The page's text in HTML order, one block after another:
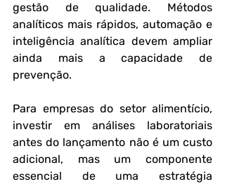
gestão de qualidade. Métodos
analíticos mais rápidos, automação e
inteligência analítica devem ampliar
ainda mais a capacidade de
prevenção.
Para empresas do setor alimentício,
investir em análises laboratoriais
antes do lançamento não é um custo
adicional, mas um componente
essencial de uma estratégia